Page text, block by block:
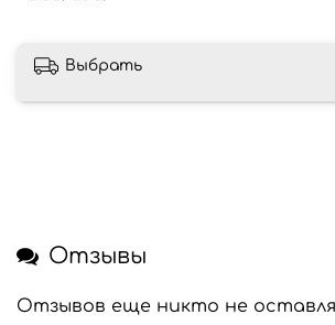
Выбрать
Отзывы
Отзывов еще никто не